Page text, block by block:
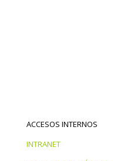
ACCESOS INTERNOS
INTRANET